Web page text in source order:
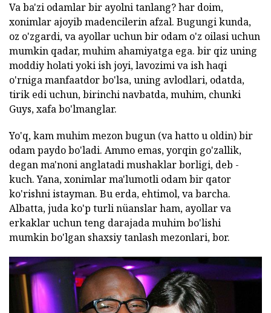
Va ba'zi odamlar bir ayolni tanlang? har doim,
xonimlar ajoyib madencilerin afzal. Bugungi kunda,
oz o'zgardi, va ayollar uchun bir odam o'z oilasi uchun
mumkin qadar, muhim ahamiyatga ega. bir qiz uning
moddiy holati yoki ish joyi, lavozimi va ish haqi
o'rniga manfaatdor bo'lsa, uning avlodlari, odatda,
tirik edi uchun, birinchi navbatda, muhim, chunki
Guys, xafa bo'lmanglar.
Yo'q, kam muhim mezon bugun (va hatto u oldin) bir
odam paydo bo'ladi. Ammo emas, yorqin go'zallik,
degan ma'noni anglatadi mushaklar borligi, deb -
kuch. Yana, xonimlar ma'lumotli odam bir qator
ko'rishni istayman. Bu erda, ehtimol, va barcha.
Albatta, juda ko'p turli nüanslar ham, ayollar va
erkaklar uchun teng darajada muhim bo'lishi
mumkin bo'lgan shaxsiy tanlash mezonlari, bor.